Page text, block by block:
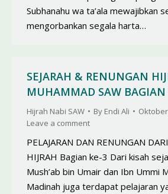
Subhanahu wa ta’ala mewajibkan
mengorbankan segala harta…
SEJARAH & RENUNGAN
MUHAMMAD SAW BAGIAN
Hijrah Nabi SAW By Endi Ali
Leave a comment
PELAJARAN DAN RENUNGAN
HIJRAH Bagian ke-3 Dari kisah
Mush’ab bin Umair dan Ibn Ummi
Madinah juga terdapat pelajaran